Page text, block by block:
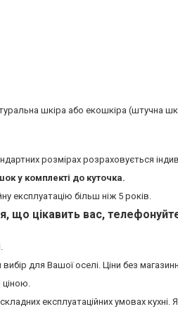
шкіра або екошкіра (штучна
розмірах розраховується
у комплекті до куточка.
експлуатацію більш ніж 5 років.
що цікавить вас,
для Вашої оселі. Ціни без
ціною.
експлуатаційних умовах кухні.